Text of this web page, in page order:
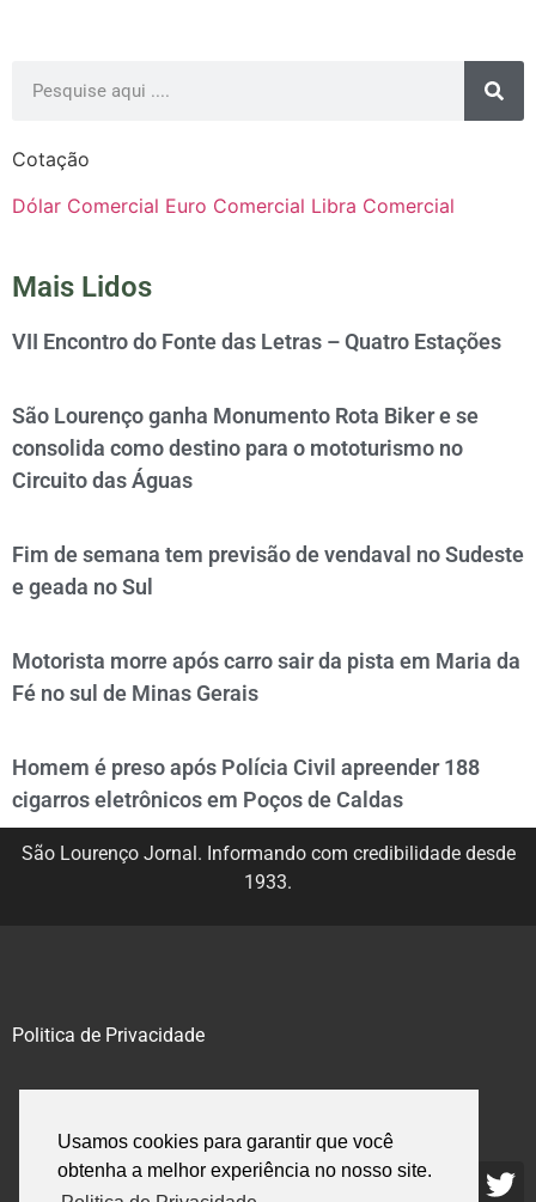
Usamos cookies para garantir que você
obtenha a melhor experiência no nosso site.
Cotação
Dólar Comercial Euro Comercial Libra Comercial
Mais Lidos
VII Encontro do Fonte das Letras – Quatro Estações
São Lourenço ganha Monumento Rota Biker e se
consolida como destino para o mototurismo no
Circuito das Águas
Fim de semana tem previsão de vendaval no Sudeste
e geada no Sul
Motorista morre após carro sair da pista em Maria da
Fé no sul de Minas Gerais
Homem é preso após Polícia Civil apreender 188
cigarros eletrônicos em Poços de Caldas
São Lourenço Jornal. Informando com credibilidade desde
1933.
Politica de Privacidade